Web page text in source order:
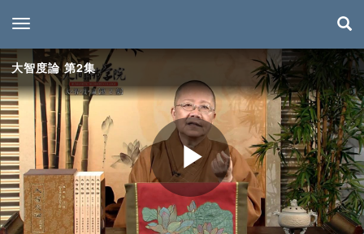
toggle navigation
大智度論 第2集
Play